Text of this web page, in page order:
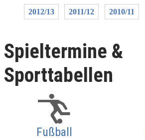
2012/13 2011/12 2010/11
Spieltermine &
Sporttabellen
Fußball